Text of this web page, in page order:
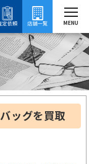
定依頼
店舗一覧 MENU
取 フェンディの買取事例
ッグを買取